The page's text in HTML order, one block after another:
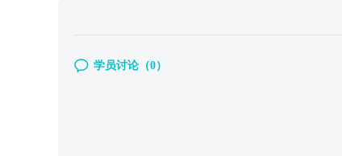
学员讨论（0）